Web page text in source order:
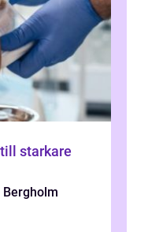
starkare